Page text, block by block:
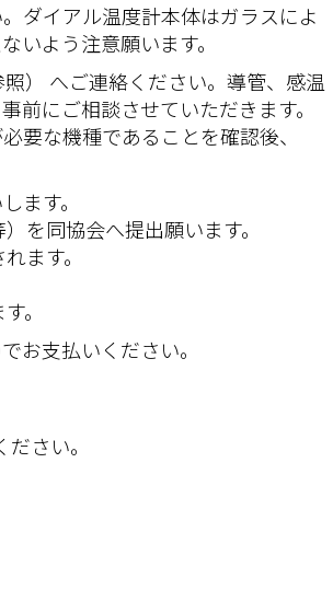
ダイアル温度計本体はガラスによ
いよう注意願います。
） へご連絡ください。導管、感温
前にご相談させていただきます。
要な機種であることを確認後、
ます。
を同協会へ提出願います。
ます。
。
お支払いください。
さい。